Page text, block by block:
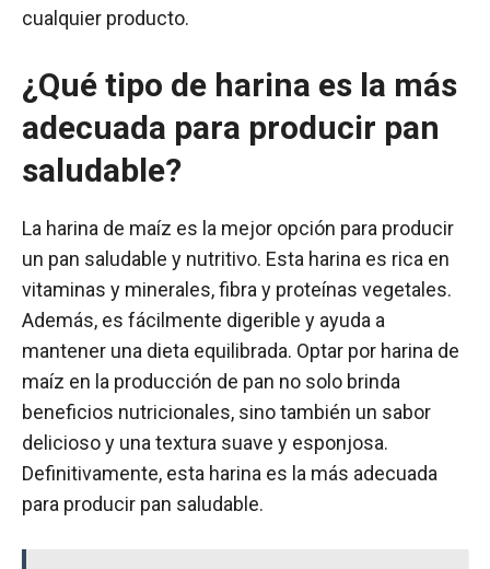
cualquier producto.
¿Qué tipo de harina es la más
adecuada para producir pan
saludable?
La harina de maíz es la mejor opción para producir
un pan saludable y nutritivo. Esta harina es rica en
vitaminas y minerales, fibra y proteínas vegetales.
Además, es fácilmente digerible y ayuda a
mantener una dieta equilibrada. Optar por harina de
maíz en la producción de pan no solo brinda
beneficios nutricionales, sino también un sabor
delicioso y una textura suave y esponjosa.
Definitivamente, esta harina es la más adecuada
para producir pan saludable.